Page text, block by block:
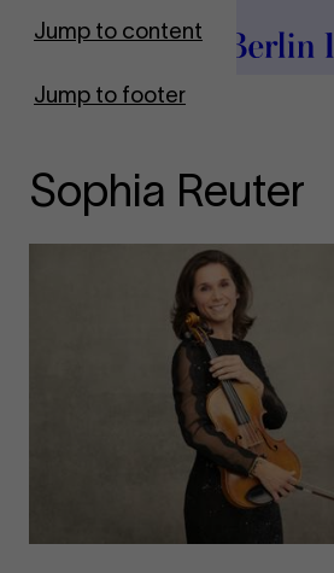
Jump to content
Jump to footer
To Frontpage
Sophia Reuter